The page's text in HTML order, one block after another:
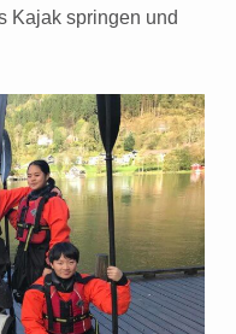
Kajak springen und